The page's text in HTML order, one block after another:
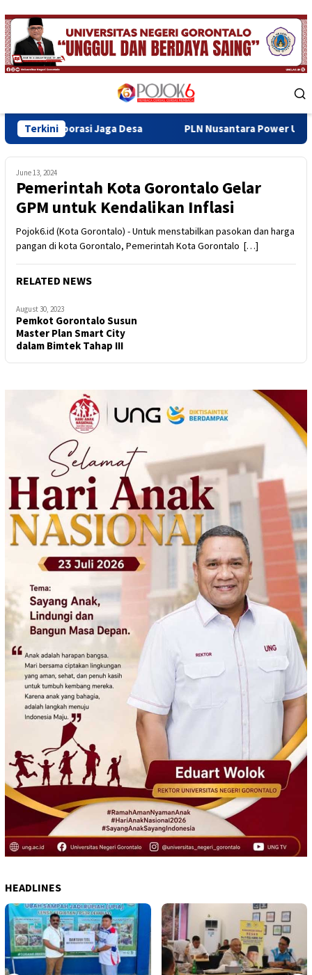
Skip
to
content
Menu
Terkini
Jaga Desa PLN Nusantara Power UP Gorontalo
June 13, 2024
Pemerintah Kota Gorontalo Gelar
GPM untuk Kendalikan Inflasi
Pojok6.id (Kota Gorontalo) - Untuk menstabilkan pasokan dan harga
pangan di kota Gorontalo, Pemerintah Kota Gorontalo […]
RELATED NEWS
August 30, 2023
Pemkot Gorontalo Susun
Master Plan Smart City
dalam Bimtek Tahap III
HEADLINES